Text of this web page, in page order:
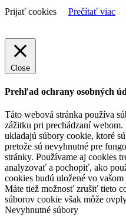
Prijať cookies Prečítať viac
Close
Prehľad ochrany osobných
Táto webová stránka používa
zážitku pri prechádzaní
ukladajú súbory cookie, ktoré
pretože sú nevyhnutné pre
stránky. Používame aj cookies
analyzovať a pochopiť, ako
cookies budú uložené vo
Máte tiež možnosť zrušiť tieto
súborov cookie však môže
Nevyhnutné súbory